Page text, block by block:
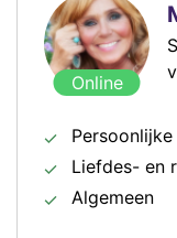
Online
Liefdes- en
Algemeen